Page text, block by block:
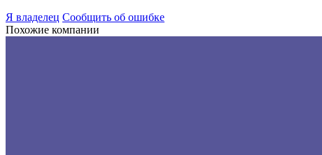
Я владелец Сообщить об ошибке
Похожие компании